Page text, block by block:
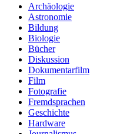
Archäologie
Astronomie
Bildung
Biologie
Bücher
Diskussion
Dokumentarfilm
Film
Fotografie
Fremdsprachen
Geschichte
Hardware